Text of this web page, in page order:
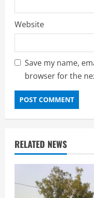
Website
Save my name,
browser for the
RELATED NEWS